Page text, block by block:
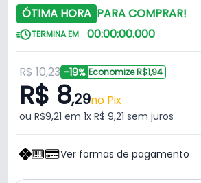
ÓTIMA HORA PARA COMPRAR!
TERMINA EM 00:00:00.000
R$ 10,23 -19% Economize R$1,94
R$ 8,29no Pix
ou R$9,21 em 1x R$ 9,21 sem juros
Ver formas de pagamento